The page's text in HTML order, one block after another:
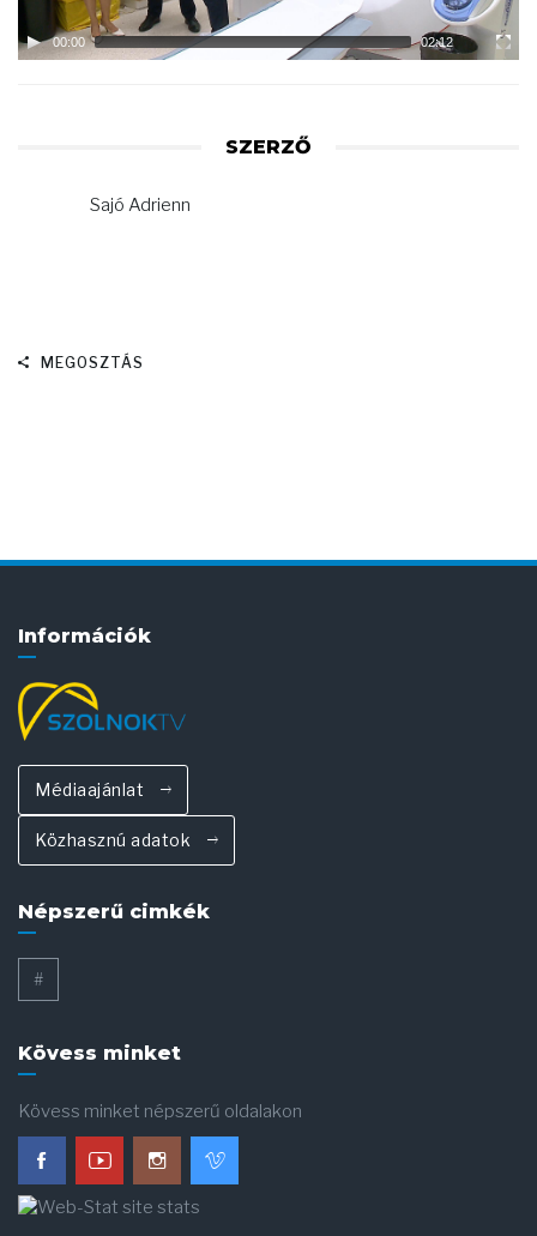
00:00 02:12
SZERZŐ
Sajó Adrienn
MEGOSZTÁS
Információk
Médiaajánlat
Közhasznú adatok
Népszerű cimkék
#
Kövess minket
Kövess minket népszerű oldalakon